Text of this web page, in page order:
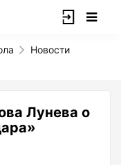
Новости
Лунева о